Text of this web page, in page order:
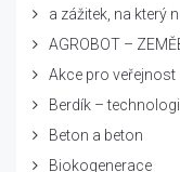
a zážitek, na který
AGROBOT –
Akce pro veřejnost
Berdík –
Beton a beton
Biokogenerace